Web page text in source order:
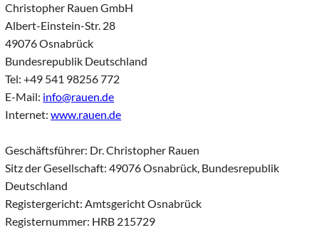
Christopher Rauen GmbH
Albert-Einstein-Str. 28
49076 Osnabrück
Bundesrepublik Deutschland
Tel: +49 541 98256 772
E-Mail: info@rauen.de
Internet:www.rauen.de
Geschäftsführer: Dr. Christopher Rauen
Sitz der Gesellschaft: 49076 Osnabrück, Bundesrepublik
Deutschland
Registergericht: Amtsgericht Osnabrück
Registernummer: HRB 215729